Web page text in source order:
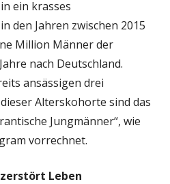
ein krasses
den Jahren zwischen 2015
Million Männer der
nach Deutschland.
ansässigen drei
Alterskohorte sind das
Jungmänner“, wie
vorrechnet.
Leben